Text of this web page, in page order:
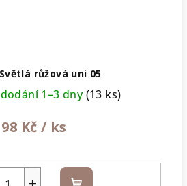
růžová uni 05
1–3 dny(13 ks)
98 Kč / ks